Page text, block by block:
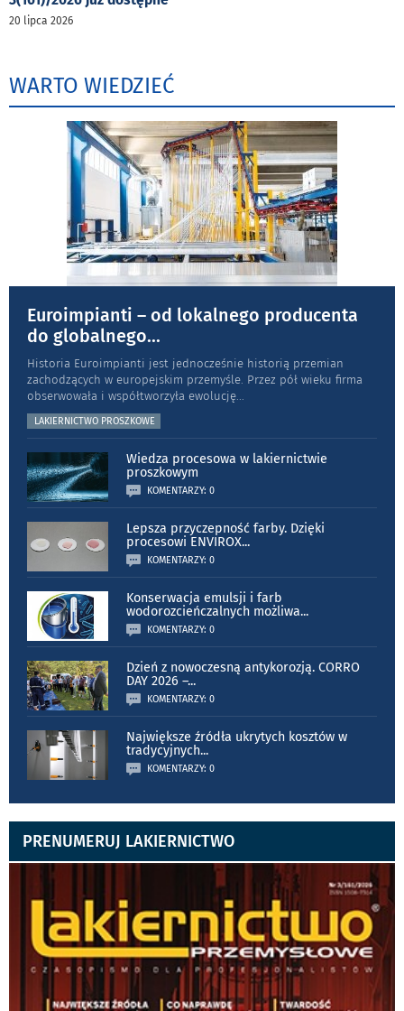
20 lipca 2026
WARTO WIEDZIEĆ
Euroimpianti – od lokalnego producenta
do globalnego...
Historia Euroimpianti jest jednocześnie historią przemian
zachodzących w europejskim przemyśle. Przez pół wieku firma
obserwowała i współtworzyła ewolucję...
LAKIERNICTWO PROSZKOWE
Wiedza procesowa w lakiernictwie
proszkowym
KOMENTARZY: 0
Lepsza przyczepność farby. Dzięki
procesowi ENVIROX...
KOMENTARZY: 0
Konserwacja emulsji i farb
wodorozcieńczalnych możliwa...
KOMENTARZY: 0
Dzień z nowoczesną antykorozją. CORRO
DAY 2026 –...
KOMENTARZY: 0
Największe źródła ukrytych kosztów w
tradycyjnych...
KOMENTARZY: 0
PRENUMERUJ LAKIERNICTWO